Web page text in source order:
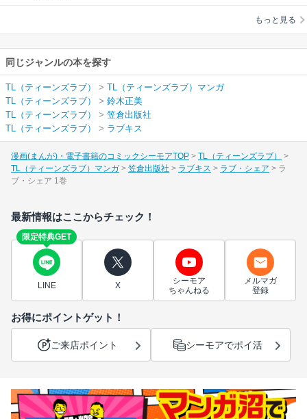
もっと見る
同じジャンルの本を探す
TL（ティーンズラブ） > TL（ティーンズラブ）マンガ
TL（ティーンズラブ）
> 鈴木正美
TL（ティーンズラブ）
> 笠倉出版社
TL（ティーンズラブ）
> ラブキス
漫画(まんが)・電子書籍のコミックシーモアTOP
TL（ティーンズラブ）
TL（ティーンズラブ）マンガ
笠倉出版社 ラブキス ラブ・シェア
ラ
ブ・シェア 1巻
最新情報はここからチェック！
限定特典GET
LINE X
シーモア
ちゃんねる
メルマガ
登録
お得にポイントゲット！
ご来店ポイント シーモアでポイ活